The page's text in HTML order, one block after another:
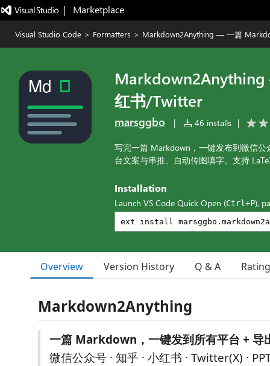
|   Marketplace
Visual Studio Code > Formatters > Markdown2Anything — 一篇
红书/Twitter
marsggbo | 46 installs |
写完一篇 Markdown，一键发布到微信
台文案与串推、自动传图填字。支持
Installation
Launch VS Code Quick Open (Ctrl+P),
Overview Version History Q & A
Markdown2Anything
一篇 Markdown，一键发到所有平台 + 导
微信公众号 · 知乎 · 小红书 · Twitter(X) ·